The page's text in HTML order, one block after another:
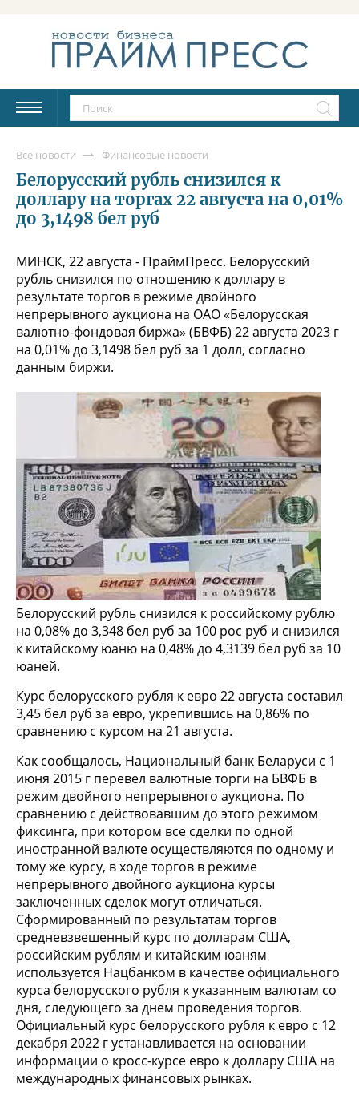
Все новости Финансовые новости
Белорусский рубль снизился к
доллару на торгах 22 августа на 0,01%
до 3,1498 бел руб
МИНСК, 22 августа - ПраймПресс. Белорусский
рубль снизился по отношению к доллару в
результате торгов в режиме двойного
непрерывного аукциона на ОАО «Белорусская
валютно-фондовая биржа» (БВФБ) 22 августа 2023 г
на 0,01% до 3,1498 бел руб за 1 долл, согласно
данным биржи.
Белорусский рубль снизился к российскому рублю
на 0,08% до 3,348 бел руб за 100 рос руб и снизился
к китайскому юаню на 0,48% до 4,3139 бел руб за 10
юаней.
Курс белорусского рубля к евро 22 августа составил
3,45 бел руб за евро, укрепившись на 0,86% по
сравнению с курсом на 21 августа.
Как сообщалось, Национальный банк Беларуси с 1
июня 2015 г перевел валютные торги на БВФБ в
режим двойного непрерывного аукциона. По
сравнению с действовавшим до этого режимом
фиксинга, при котором все сделки по одной
иностранной валюте осуществляются по одному и
тому же курсу, в ходе торгов в режиме
непрерывного двойного аукциона курсы
заключенных сделок могут отличаться.
Сформированный по результатам торгов
средневзвешенный курс по долларам США,
российским рублям и китайским юаням
используется Нацбанком в качестве официального
курса белорусского рубля к указанным валютам со
дня, следующего за днем проведения торгов.
Официальный курс белорусского рубля к евро с 12
декабря 2022 г устанавливается на основании
информации о кросс-курсе евро к доллару США на
международных финансовых рынках.